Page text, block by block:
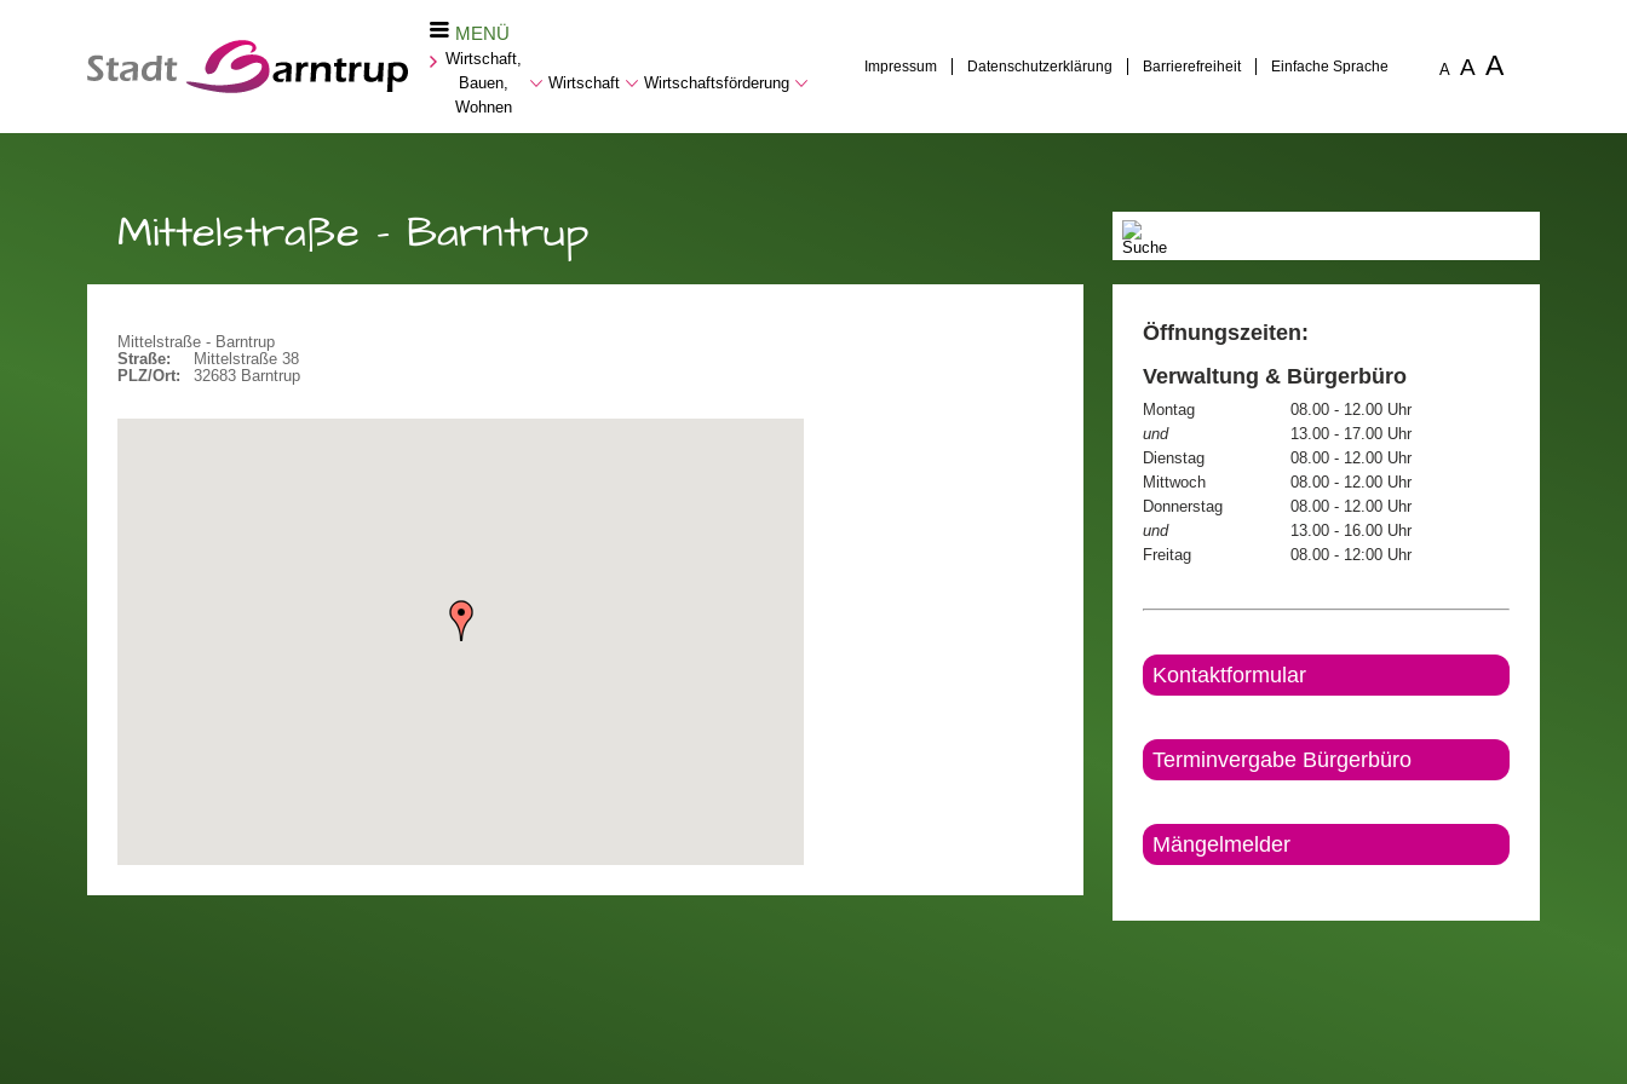
MENÜ
Wirtschaft,
Bauen,
Wohnen
Wirtschaft Wirtschaftsförderung
Impressum Datenschutzerklärung Barrierefreiheit Einfache Sprache A A A
Mittelstraße - Barntrup
Mittelstraße - Barntrup
Straße:
Mittelstraße 38
PLZ/Ort:
32683 Barntrup
Öffnungszeiten:
Verwaltung & Bürgerbüro
Montag
08.00 - 12.00 Uhr
und
13.00 - 17.00 Uhr
Dienstag
08.00 - 12.00 Uhr
Mittwoch
08.00 - 12.00 Uhr
Donnerstag
08.00 - 12.00 Uhr
und
13.00 - 16.00 Uhr
Freitag
08.00 - 12:00 Uhr
Kontaktformular
Terminvergabe Bürgerbüro
Mängelmelder